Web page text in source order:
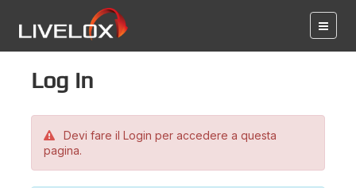
Log in
Devi fare il Login per accedere a questa
pagina.